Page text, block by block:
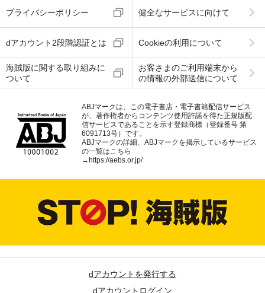
プライバシーポリシー 健全なサービスに向けて
dアカウント2段階認証とは Cookieの利用について
海賊版に関する取り組みに
ついて
お客さまのご利用端末から
の情報の外部送信について
ABJマークは、この電子書店・電子書籍配信サービス
が、著作権者からコンテンツ使用許諾を得た正規版配
信サービスであることを示す登録商標（登録番号 第
6091713号）です。
ABJマークの詳細、ABJマークを掲示しているサービス
の一覧はこちら
→ https://aebs.or.jp/
dアカウントを発行する
dアカウントログイン